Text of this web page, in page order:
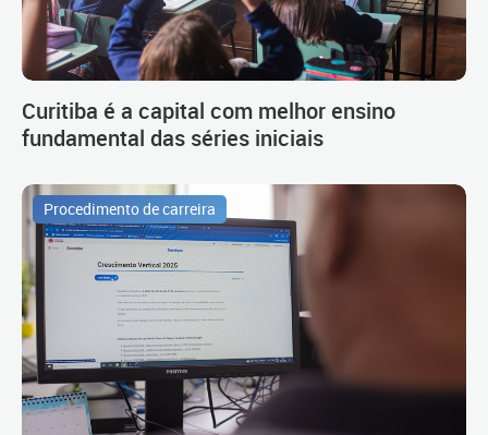
Curitiba é a capital com melhor ensino
fundamental das séries iniciais
Procedimento de carreira